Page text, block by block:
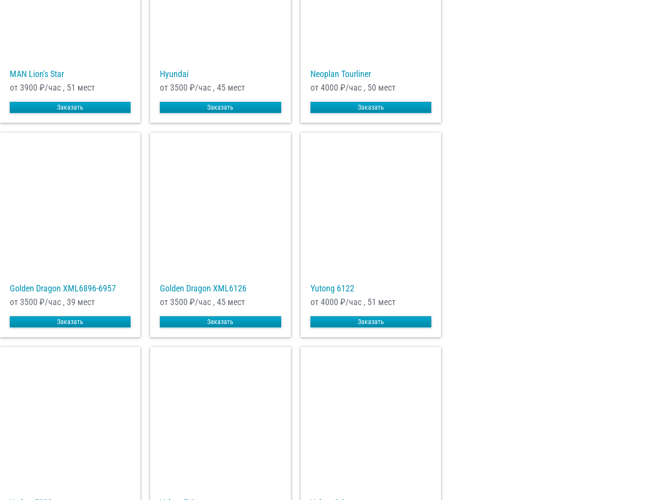
MAN Lion's Star
от 3900 ₽/час , 51 мест
Заказать
Hyundai
от 3500 ₽/час , 45 мест
Заказать
Neoplan Tourliner
от 4000 ₽/час , 50 мест
Заказать
Golden Dragon XML6896-6957
от 3500 ₽/час , 39 мест
Заказать
Golden Dragon XML6126
от 3500 ₽/час , 45 мест
Заказать
Yutong 6122
от 4000 ₽/час , 51 мест
Заказать